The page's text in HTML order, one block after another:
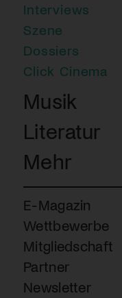
Interviews
Szene
Dossiers
Click Cinema
Musik
Literatur
Mehr
E-Magazin
Wettbewerbe
Mitgliedschaft
Partner
Newsletter